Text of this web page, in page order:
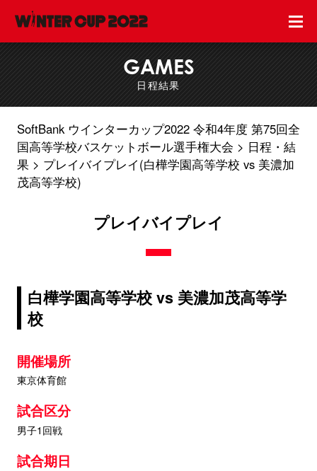
GAMES
日程結果
SoftBank ウインターカップ2022 令和4年度 第75回全
国高等学校バスケットボール選手権大会
日程・結
果
プレイバイプレイ(白樺学園高等学校 vs 美濃加
茂高等学校)
プレイバイプレイ
白樺学園高等学校 vs 美濃加茂高等学
校
開催場所
東京体育館
試合区分
男子1回戦
試合期日